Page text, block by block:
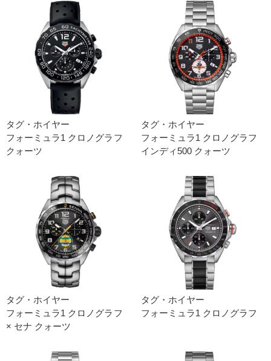
タグ・ホイヤー
フォーミュラ1 クロノグラフ
クォーツ
タグ・ホイヤー
フォーミュラ1 クロノグラフ
インディ500 クォーツ
タグ・ホイヤー
フォーミュラ1 クロノグラフ
× セナ クォーツ
タグ・ホイヤー
フォーミュラ1 クロノグラフ